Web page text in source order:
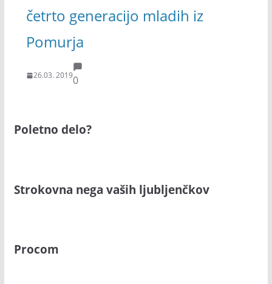
četrto generacijo mladih iz
Pomurja
26.03. 20190
Poletno delo?
Strokovna nega vaših ljubljenčkov
Procom